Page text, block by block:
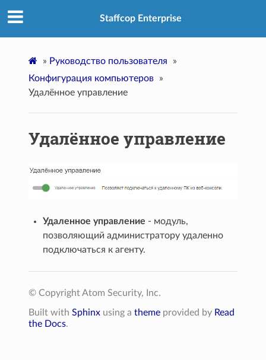
Staffcop Enterprise
» Руководство пользователя
»
Конфигурация компьютеров
»
Удалённое управление
Удалённое управление
Удаленное управление - модуль,
позволяющий администратору удаленно
подключаться к агенту.
© Copyright Atom Security, Inc.
Built withSphinx using atheme provided by Read
the Docs.